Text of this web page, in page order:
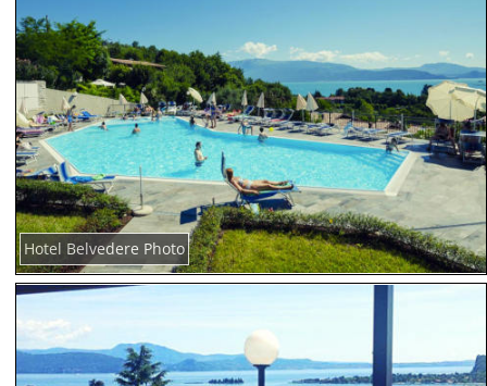
Hotel Belvedere Photo